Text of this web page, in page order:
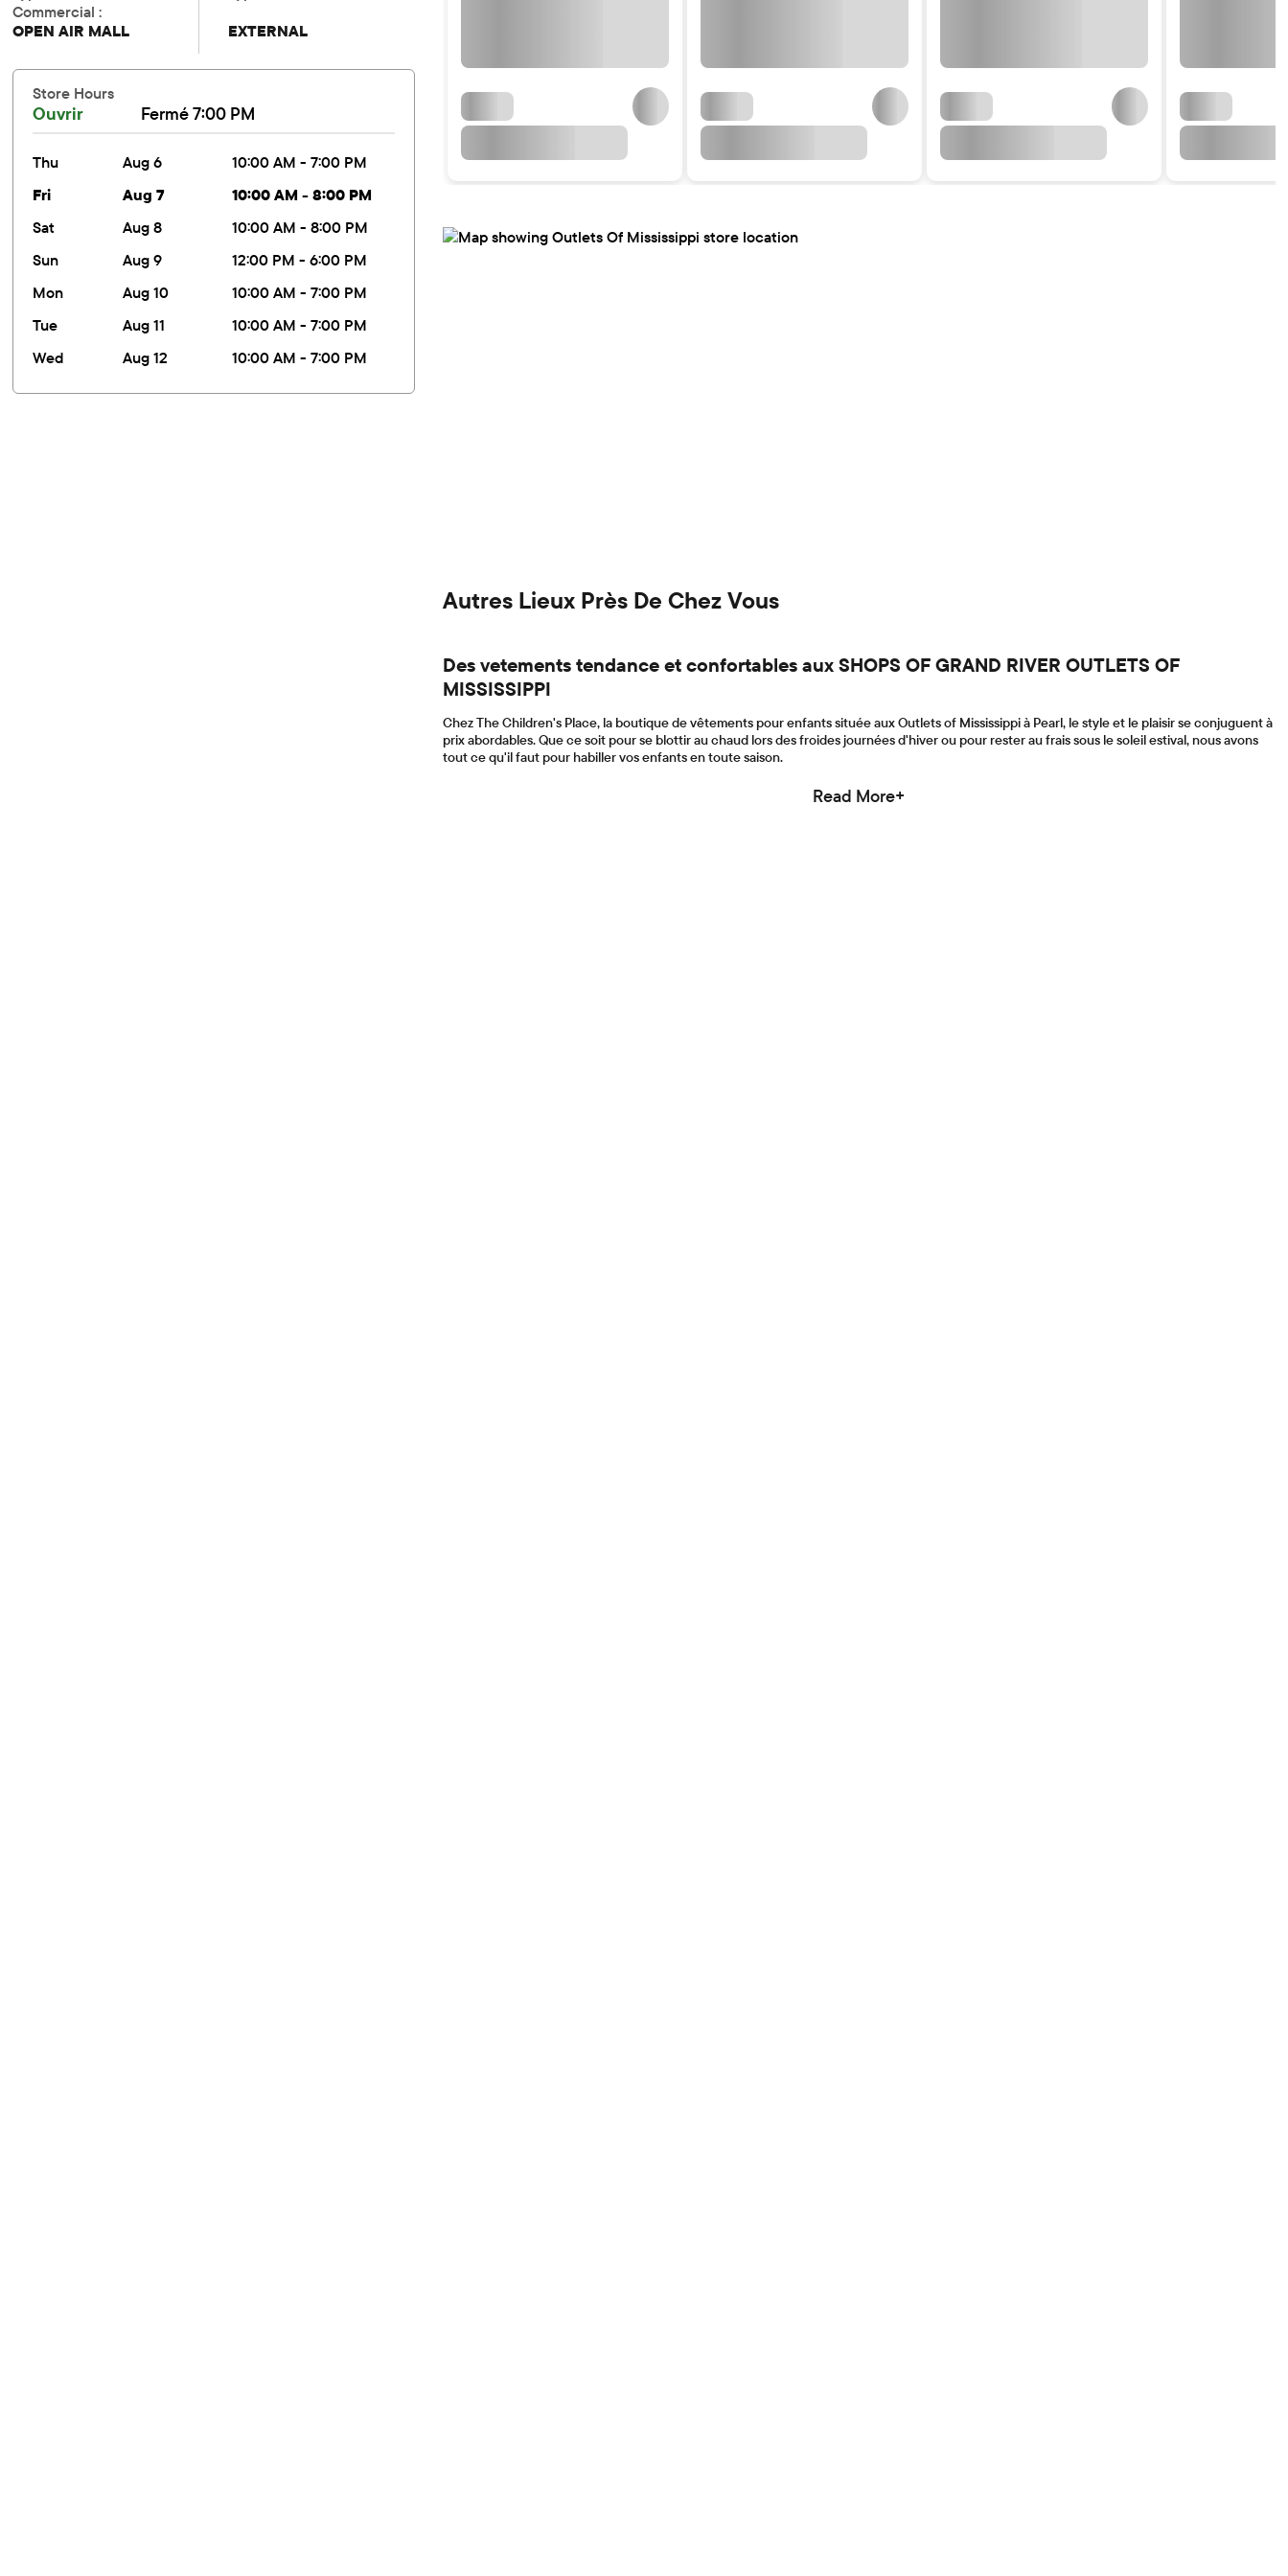
Commercial :
OPEN AIR MALL
EXTERNAL
Store Hours
Ouvrir Fermé 7:00 PM
thu Aug 6
10:00 AM - 7:00 PM
fri
Aug 7
10:00 AM - 8:00 PM
sat
Aug 8
10:00 AM - 8:00 PM
sun
Aug 9
12:00 PM - 6:00 PM
mon
Aug 10
10:00 AM - 7:00 PM
tue
Aug 11
10:00 AM - 7:00 PM
wed
Aug 12 10:00 AM - 7:00 PM
Autres Lieux Près De Chez Vous
Des vetements tendance et confortables aux SHOPS OF GRAND RIVER OUTLETS OF
MISSISSIPPI
Chez The Children's Place, la boutique de vêtements pour enfants située aux Outlets of Mississippi à Pearl, le style et le plaisir se conjuguent à
prix abordables. Que ce soit pour se blottir au chaud lors des froides journées d'hiver ou pour rester au frais sous le soleil estival, nous avons
tout ce qu'il faut pour habiller vos enfants en toute saison.
Read More+